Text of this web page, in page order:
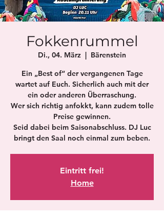
Fokkenrummel
Di., 04. März
  |
Bärenstein
Ein „Best of“ der vergangenen Tage
wartet auf Euch. Sicherlich auch mit der
ein oder anderen Überraschung.
Wer sich richtig anfokkt, kann zudem tolle
Preise gewinnen.
Seid dabei beim Saisonabschluss. DJ Luc
bringt den Saal noch einmal zum beben.
Eintritt frei!
Home